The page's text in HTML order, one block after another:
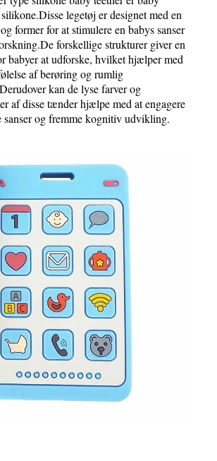
legetøj er designet med en
former for at stimulere en babys sanser
forskellige strukturer giver en
babyer at udforske, hvilket hjælper med
af berøring og rumlig
kan de lyse farver og
af disse tænder hjælpe med at engagere
sanser og fremme kognitiv udvikling.